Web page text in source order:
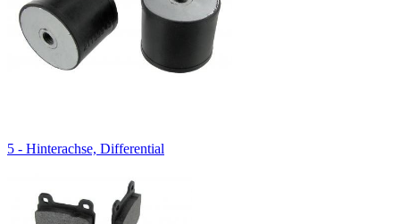
5 - Hinterachse, Differential